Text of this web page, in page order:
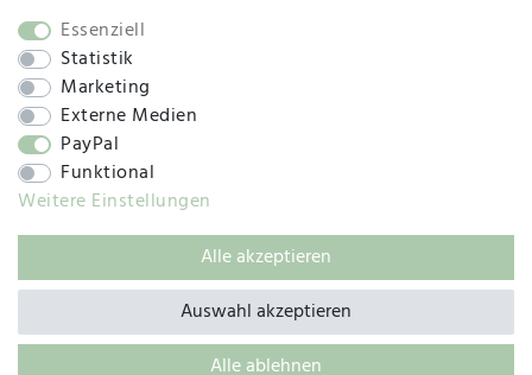
SOCIAL
© 2019 – 2025 SILC GmbH
Essenziell
Statistik
Marketing
Externe Medien
PayPal
Funktional
Weitere Einstellungen
Alle akzeptieren
Alle ablehnen
Auswahl akzeptieren